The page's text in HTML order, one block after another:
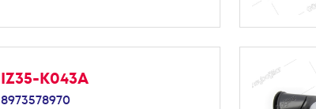
IZ35-K043A
8973578970